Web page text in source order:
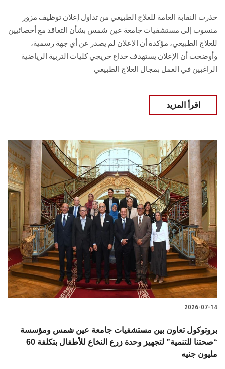
حذرت النقابة العامة للعلاج الطبيعي من تداول إعلان توظيف مزور
منسوب إلى مستشفيات جامعة عين شمس بشأن التعاقد مع أخصائيين
للعلاج الطبيعي، مؤكدة أن الإعلان لم يصدر عن أي جهة رسمية،
وأوضحت أن الإعلان يستهدف خداع خريجي كليات التربية الرياضية
الراغبين في العمل بمجال العلاج الطبيعي
اقرأ المزيد
2026-07-14
بروتوكول تعاون بين مستشفيات جامعة عين شمس ومؤسسة
“صحتنا للتنمية” لتجهيز وحدة زرع النخاع للأطفال بتكلفة 60
مليون جنيه